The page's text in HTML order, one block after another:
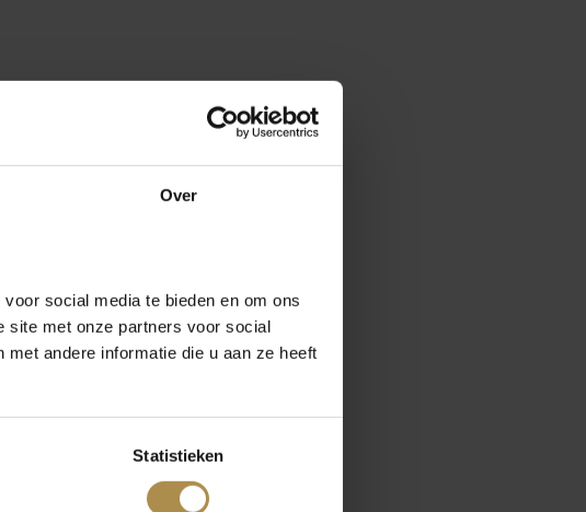
Over
social media te bieden en om ons
site met onze partners voor social
andere informatie die u aan ze heeft
Statistieken